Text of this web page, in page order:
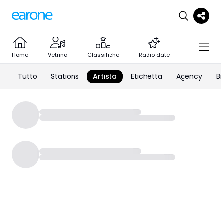
Home Vetrina Classifiche Radio date
Tutto Stations Artista Etichetta Agency